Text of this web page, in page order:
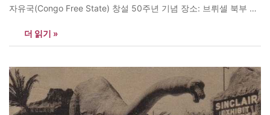
자유국(Congo Free State) 창설 50주년 기념 장소: 브뤼셀 북부 하
회전당(Grand Palais) 박람회장 규모: 152헥타르(45만 9800평) 참
가국: 30개국 관람객: 2000만 명 벨기에는 19세기 말부터 여러 차
더 읽기 »